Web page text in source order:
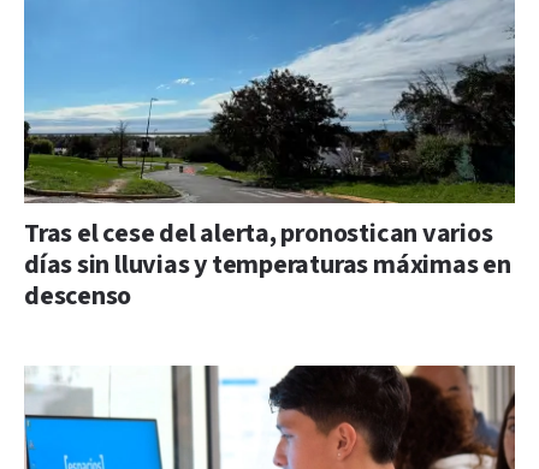
Tras el cese del alerta, pronostican varios
días sin lluvias y temperaturas máximas en
descenso